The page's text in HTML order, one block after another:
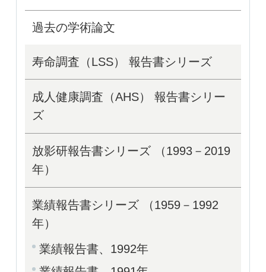
過去の学術論文
寿命調査（LSS） 報告書シリーズ
成人健康調査（AHS） 報告書シリー
ズ
放影研報告書シリーズ （1993－2019
年）
業績報告書シリーズ （1959－1992
年）
業績報告書、1992年